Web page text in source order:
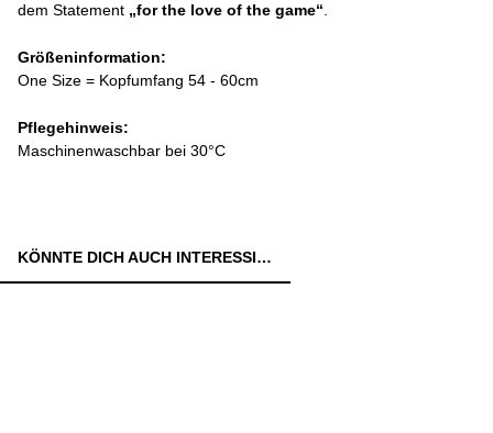
dem Statement „for the love of the game“
Größeninformation:
One Size = Kopfumfang 54 - 60cm
Pflegehinweis:
Maschinenwaschbar bei 30°C
KÖNNTE DICH AUCH INTERESSIEREN: